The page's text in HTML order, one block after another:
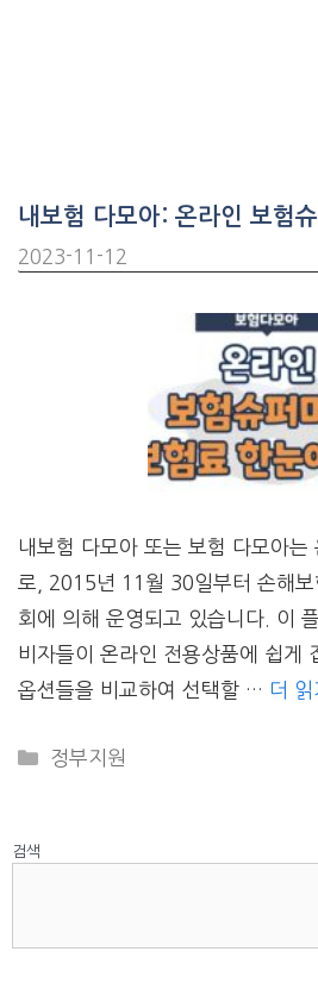
내보험 다모아: 온라인 보험
2023-11-12
내보험 다모아 또는 보험 다모아는
로, 2015년 11월 30일부터 손해보
회에 의해 운영되고 있습니다. 이
비자들이 온라인 전용상품에 쉽게
옵션들을 비교하여 선택할 … 더 읽
CATEGORIES
정부지원
검색